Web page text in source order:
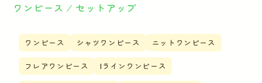
ワンピース ⁄ セットアップ
ワンピース シャツワンピース ニットワンピース
フレアワンピース Iラインワンピース